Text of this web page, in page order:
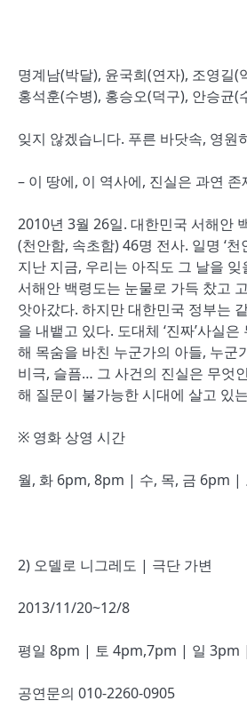
명계남(박달), 윤국희(연자), 조영길(
홍석훈(수병), 홍승오(덕구), 안승균(
잊지 않겠습니다. 푸른 바닷속, 영원
– 이 땅에, 이 역사에, 진실은 과연 존
2010년 3월 26일. 대한민국 서해안
(천안함, 속초함) 46명 전사. 일명 ‘천
지난 지금, 우리는 아직도 그 날을
서해안 백령도는 눈물로 가득 찼고
앗아갔다. 하지만 대한민국 정부는
을 내뱉고 있다. 도대체 ‘진짜’사실
해 목숨을 바친 누군가의 아들, 누군
비극, 슬픔… 그 사건의 진실은 무엇
해 질문이 불가능한 시대에 살고 있
※ 영화 상영 시간
월, 화 6pm, 8pm | 수, 목, 금 6pm |
2) 오델로 니그레도 | 극단 가변
2013/11/20~12/8
평일 8pm | 토 4pm,7pm | 일 3pm
공연문의 010-2260-0905